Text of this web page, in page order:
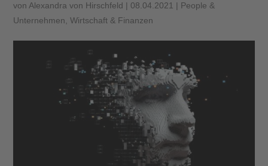
von Alexandra von Hirschfeld | 08.04.2021 | People &
Unternehmen ,Wirtschaft & Finanzen